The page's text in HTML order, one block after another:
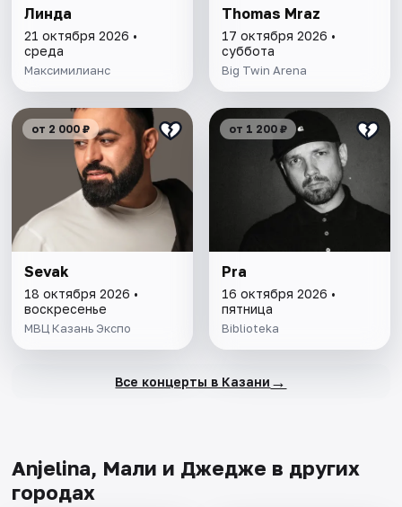
Линда
21 октября 2026 •
среда
Максимилианс
Thomas Mraz
17 октября 2026 •
суббота
Big Twin Arena
от 2 000 ₽
Sevak
18 октября 2026 •
воскресенье
МВЦ Казань Экспо
от 1 200 ₽
Pra
16 октября 2026 •
пятница
Biblioteka
Все концерты в Казани →
Anjelina, Мали и Джедже в других
городах